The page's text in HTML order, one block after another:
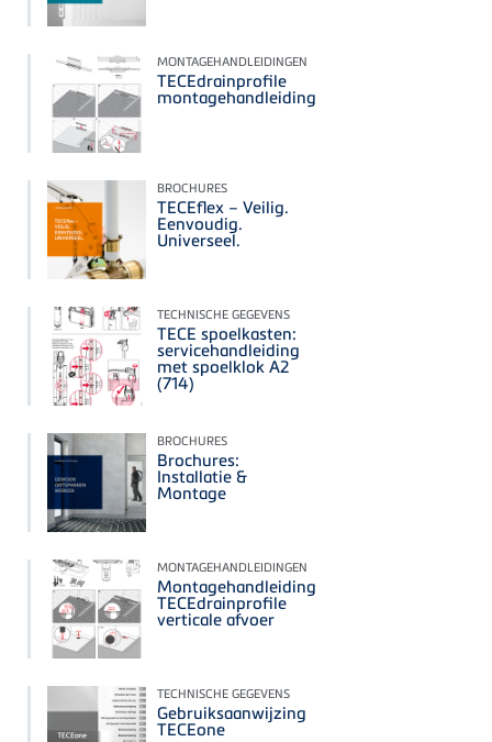
MONTAGEHANDLEIDINGEN
TECEdrainprofile
montagehandleiding
BROCHURES
TECEflex – Veilig.
Eenvoudig.
Universeel.
TECHNISCHE GEGEVENS
TECE spoelkasten:
servicehandleiding
met spoelklok A2
(714)
BROCHURES
Brochures:
Installatie &
Montage
MONTAGEHANDLEIDINGEN
Montagehandleiding
TECEdrainprofile
verticale afvoer
TECHNISCHE GEGEVENS
Gebruiksaanwijzing
TECEone